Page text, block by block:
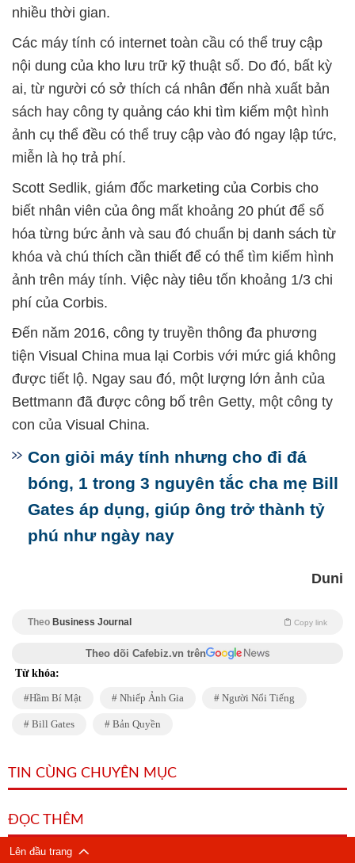
nhiều thời gian.
Các máy tính có internet toàn cầu có thể truy cập
nội dung của kho lưu trữ kỹ thuật số. Do đó, bất kỳ
ai, từ người có sở thích cá nhân đến nhà xuất bản
sách hay công ty quảng cáo khi tìm kiếm một hình
ảnh cụ thể đều có thể truy cập vào đó ngay lập tức,
miễn là họ trả phí.
Scott Sedlik, giám đốc marketing của Corbis cho
biết nhân viên của ông mất khoảng 20 phút để số
hóa từng bức ảnh và sau đó chuẩn bị danh sách từ
khóa và chú thích cần thiết để có thể tìm kiếm hình
ảnh trên máy tính. Việc này tiêu tốn khoảng 1/3 chi
phí của Corbis.
Đến năm 2016, công ty truyền thông đa phương
tiện Visual China mua lại Corbis với mức giá không
được tiết lộ. Ngay sau đó, một lượng lớn ảnh của
Bettmann đã được công bố trên Getty, một công ty
con của Visual China.
Con giỏi máy tính nhưng cho đi đá
bóng, 1 trong 3 nguyên tắc cha mẹ Bill
Gates áp dụng, giúp ông trở thành tỷ
phú như ngày nay
Duni
Theo Business Journal Copy link
Theo dõi Cafebiz.vn trên
Từ khóa:
Hầm Bí Mật Nhiếp Ảnh Gia Người Nổi Tiếng
Bill Gates Bản Quyền
TIN CÙNG CHUYÊN MỤC
ĐỌC THÊM
Lên đầu trang